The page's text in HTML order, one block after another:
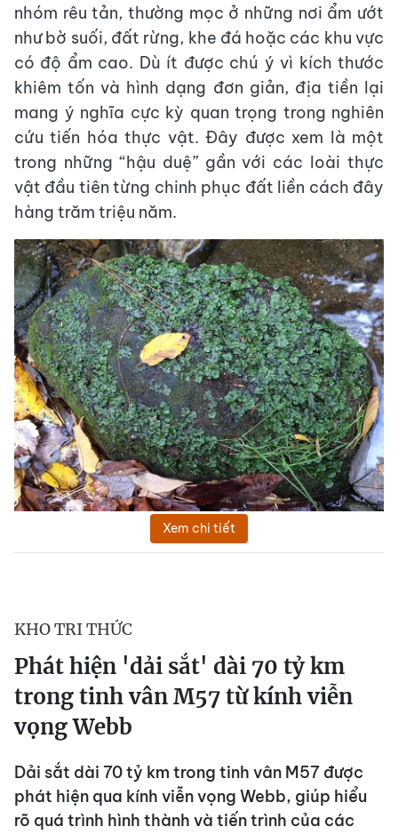
nhóm rêu tản, thường mọc ở những nơi ẩm ướt
như bờ suối, đất rừng, khe đá hoặc các khu vực
có độ ẩm cao. Dù ít được chú ý vì kích thước
khiêm tốn và hình dạng đơn giản, địa tiền lại
mang ý nghĩa cực kỳ quan trọng trong nghiên
cứu tiến hóa thực vật. Đây được xem là một
trong những “hậu duệ” gần với các loài thực
vật đầu tiên từng chinh phục đất liền cách đây
hàng trăm triệu năm.
Xem chi tiết
KHO TRI THỨC
Phát hiện 'dải sắt' dài 70 tỷ km
trong tinh vân M57 từ kính viễn
vọng Webb
Dải sắt dài 70 tỷ km trong tinh vân M57 được
phát hiện qua kính viễn vọng Webb, giúp hiểu
rõ quá trình hình thành và tiến trình của các